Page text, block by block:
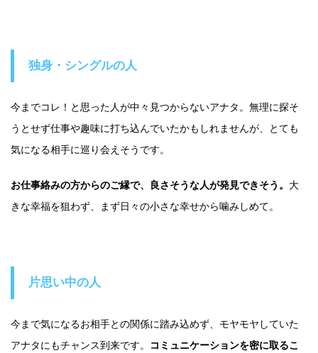
独身・シングルの人
今までコレ！と思った人が中々見つからないアナタ。無理に探そ
うとせず仕事や趣味に打ち込んでいたかもしれませんが、とても
気になる相手に巡り会えそうです。
お仕事絡みの方からのご縁で、良さそうな人が発見できそう。 大
きな幸福を狙わず、まず日々の小さな幸せから噛みしめて。
片思い中の人
今まで気になるお相手との関係に踏み込めず、モヤモヤしていた
アナタにもチャンス到来です。
コミュニケーションを密に取るこ